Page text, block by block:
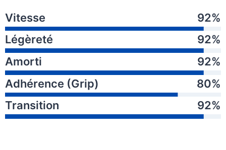
Vitesse
92%
Légèreté
92%
Amorti
92%
Adhérence (Grip)
80%
Transition
92%